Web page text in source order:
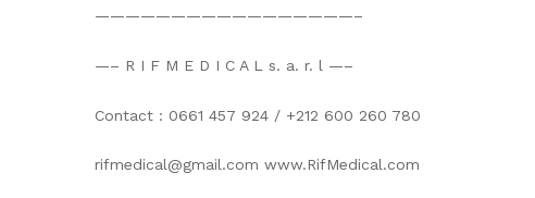
—————————————————–
—– R I F M E D I C A L s. a. r. l —–
Contact : 0661 457 924 / +212 600 260 780
rifmedical@gmail.com www.RifMedical.com